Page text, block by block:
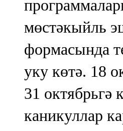
мөстәкыйль
формасында
уку көтә. 18
31 октябрьгә
каникуллар